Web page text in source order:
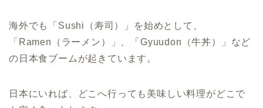
海外でも「Sushi（寿司）」を始めとして、
「Ramen（ラーメン）」、「Gyuudon（牛丼）」など
の日本食ブームが起きています。
日本にいれば、どこへ行っても美味しい料理がどこで